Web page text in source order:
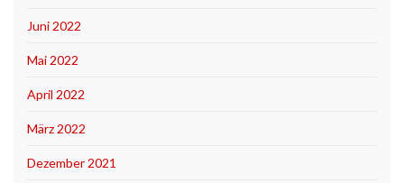
Juni 2022
Mai 2022
April 2022
März 2022
Dezember 2021